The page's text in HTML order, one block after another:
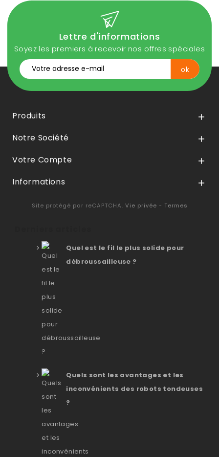
Lettre d'informations
Soyez les premiers à recevoir nos offres spéciales
Produits 
Notre Société 
Votre Compte 
Informations 
Site protégé par reCAPTCHA. Vie privée - Termes
Quel est le fil le plus solide pour
débroussailleuse ?
Quels sont les avantages et les
inconvénients des robots tondeuses
?